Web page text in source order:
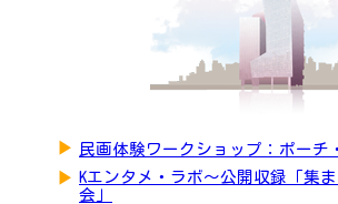
▶ 民画体験ワークショップ：ポーチ
▶ Kエンタメ・ラボ～公開収録「集
会」